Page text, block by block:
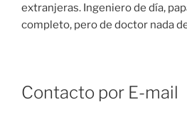
extranjeras. Ingeniero de día,
completo, pero de doctor nada
Contacto por E-mail